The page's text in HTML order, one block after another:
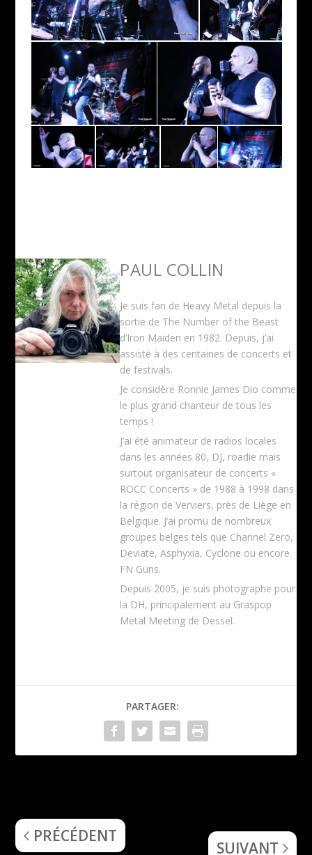
PAUL COLLIN
Je suis fan de Heavy Metal depuis la
sortie de The Number of the Beast
d’Iron Maiden en 1982. Depuis, j’ai
assisté à des centaines de concerts et
de festivals.
Je considère Ronnie James Dio comme
le plus grand chanteur de tous les
temps !
J’ai été animateur de radios locales
dans les années 80, DJ, roadie mais
surtout organisateur de concerts «
ROCC Concerts » de 1988 à 1998 dans
la région de Verviers, près de Liège en
Belgique. J’ai promu de nombreux
groupes belges tels que Channel Zero,
Deviate, Asphyxia, Cyclone ou encore
FN Guns.
Depuis 2005, je suis photographe pour
la DH, principalement au Graspop
Metal Meeting de Dessel.
PARTAGER:
PRÉCÉDENT
SUIVANT